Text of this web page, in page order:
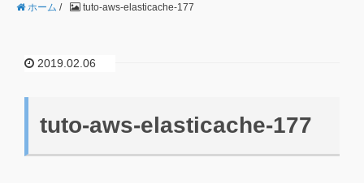
ホーム / tuto-aws-elasticache-177
2019.02.06
tuto-aws-elasticache-177